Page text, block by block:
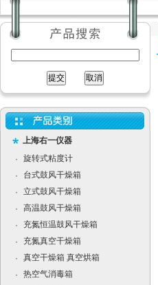
上海右一仪器
·
旋转式粘度计
·
台式鼓风干燥箱
·
立式鼓风干燥箱
·
高温鼓风干燥箱
·
充氮恒温鼓风干燥箱
·
充氮真空干燥箱
·
真空干燥箱 真空烘箱
·
热空气消毒箱